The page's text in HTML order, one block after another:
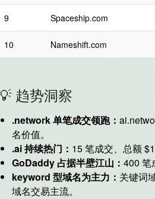
9 Spaceship.com
10 Nameshift.com
趋势洞察
.network 单笔成交领跑：
名价值。
.ai 持续热门： 15 笔成交、总额
GoDaddy 占据半壁江山：400 笔
keyword 型域名为主力： 关键词
域名交易主流。